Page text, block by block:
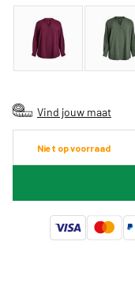
Vind jouw maat
Niet op voorraad